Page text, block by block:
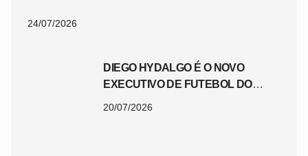
24/07/2026
DIEGO HYDALGO É O NOVO
EXECUTIVO DE FUTEBOL DO
20/07/2026